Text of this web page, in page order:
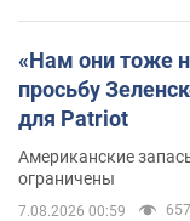
«Нам они тоже
просьбу
для Patriot
Американские
ограничены
7.08.2026 00:59 657